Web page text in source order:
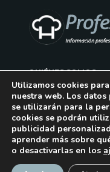
QUIÉNES SOMOS
AVISO LEGAL
POLÍTICA DE
POLÍTICA DE
CONTACTO
¡Suscríbase!
Utilizamos cookies
nuestra web. Los
se utilizarán para la
cookies se podrán
publicidad
aprender más sobre
o desactivarlas en los